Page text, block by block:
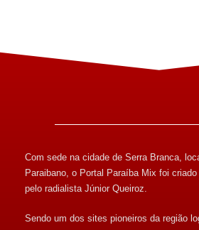
Com sede na cidade de Serra Branca,
Paraibano, o Portal Paraíba Mix foi
pelo radialista Júnior Queiroz.
Sendo um dos sites pioneiros da região